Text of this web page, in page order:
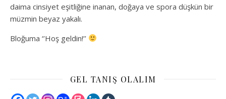
daima cinsiyet eşitliğine inanan, doğaya ve spora düşkün bir
müzmin beyaz yakalı.
Bloğuma ‘’Hoş geldin!’’
GEL TANIŞ OLALIM